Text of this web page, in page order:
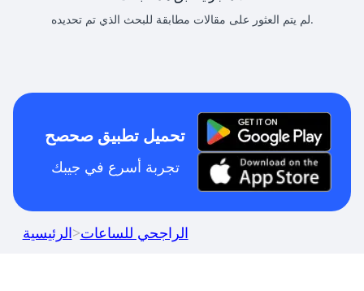
لم يتم العثور على مقالات مطابقة للبحث الذي تم تحديده.
تحميل تطبيق صحصح
تجربة أسرع في جيبك
الرئيسية>الراجحي للساعات